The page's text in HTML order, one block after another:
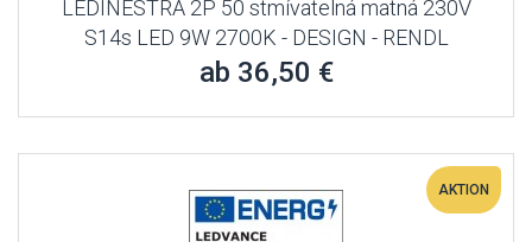
LEDINESTRA 2P 50 stmívatelná matná 230V
S14s LED 9W 2700K - DESIGN - RENDL
ab 36,50 €
AKTION